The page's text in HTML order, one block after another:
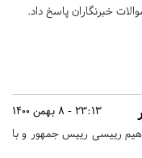
خبرنگاران پاسخ داد.
23:13 - 8 بهمن 1400
رییسی رییس جمهور و با